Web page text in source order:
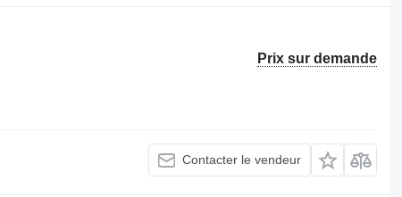
Prix sur demande
Contacter le vendeur